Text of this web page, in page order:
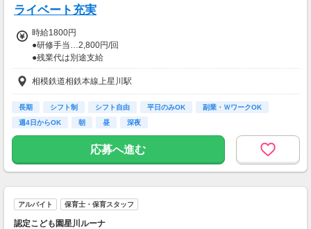
ライベート充実
時給1800円
●研修手当…2,800円/回
●残業代は別途支給
（残業は基本ありません）
【交通費】
全額支給
相模鉄道相鉄本線上星川駅
長期 シフト制 シフト自由 平日のみOK
副業・ＷワークOK
週4日からOK
朝 昼 深夜
応募へ進む
アルバイト 保育士・保育スタッフ
認定こども園星川ルーナ